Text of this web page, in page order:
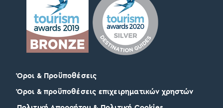
Όροι & Προϋποθέσεις
Όροι & προϋποθέσεις επιχειρηματικών χρηστών